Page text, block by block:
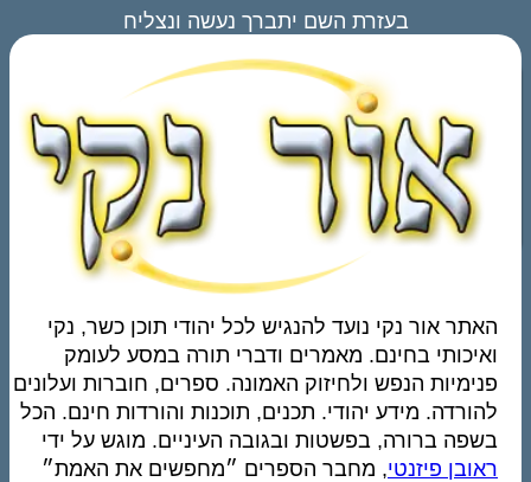
בעזרת השם יתברך נעשה ונצליח
האתר אור נקי נועד להנגיש לכל יהודי תוכן כשר, נקי
ואיכותי בחינם. מאמרים ודברי תורה במסע לעומק
פנימיות הנפש ולחיזוק האמונה. ספרים, חוברות ועלונים
להורדה. מידע יהודי. תכנים, תוכנות והורדות חינם. הכל
בשפה ברורה, בפשטות ובגובה העיניים. מוגש על ידי
ראובן פיזנטי, מחבר הספרים ״מחפשים את האמת״